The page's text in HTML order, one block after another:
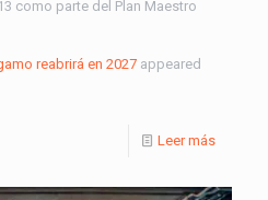
como parte del Plan Maestro
reabrirá en 2027 appeared
Leer más